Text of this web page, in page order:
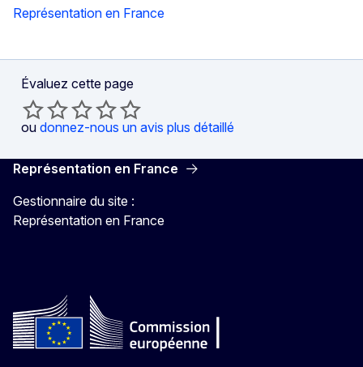
Représentation en France
Évaluez cette page
ou donnez-nous un avis plus détaillé
Représentation en France
Gestionnaire du site :
Représentation en France